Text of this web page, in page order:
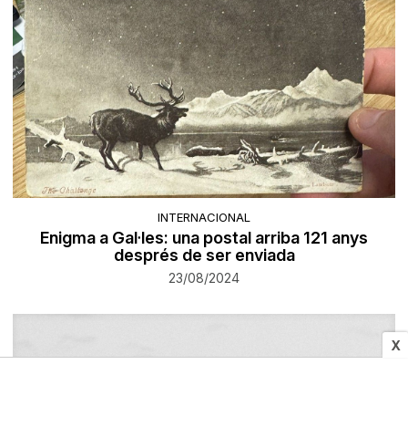
X
INTERNACIONAL
Enigma a Gal·les: una postal arriba 121 anys
després de ser enviada
23/08/2024